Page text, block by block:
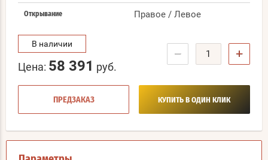
Открывание Правое / Левое
В наличии
Цена: 58 391 руб.
− +
ПРЕДЗАКАЗ КУПИТЬ В ОДИН КЛИК